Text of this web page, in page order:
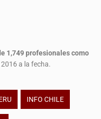
1,749 profesionalescomo
a la fecha.
INFO CHILE